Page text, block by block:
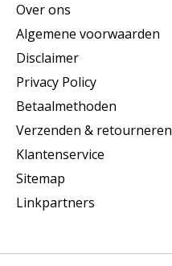
Over ons
Algemene voorwaarden
Disclaimer
Privacy Policy
Betaalmethoden
Verzenden & retourneren
Klantenservice
Sitemap
Linkpartners